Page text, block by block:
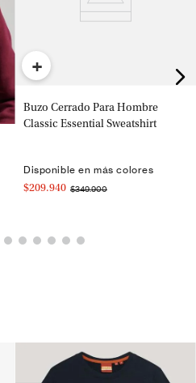
+
Buzo Cerrado Para Hombre
Classic Essential Sweatshirt
Disponible en más colores
$209.940 $349.900